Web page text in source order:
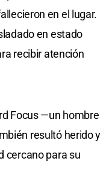
en el lugar.
en estado
recibir atención
Focus —un hombre
resultó herido y
cercano para su